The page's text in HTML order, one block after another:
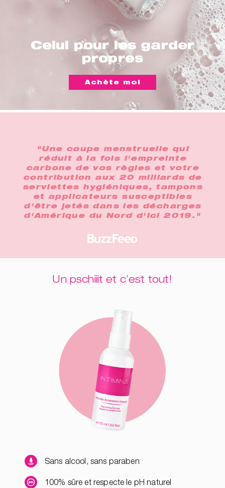
Celui pour les garder
propres
Achète moi
"Une coupe menstruelle qui
réduit à la fois l'empreinte
carbone de vos règles et votre
contribution aux 20 milliards de
serviettes hygiéniques, tampons
et applicateurs susceptibles
d'être jetés dans les décharges
d'Amérique du Nord d'ici 2019."
Un pschiiit et c’est tout!
Sans alcool, sans paraben
100% sûre et respecte le pH naturel